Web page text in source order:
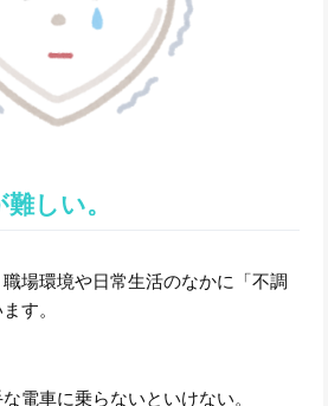
しい。
場環境や日常生活のなかに「不調
す。
電車に乗らないといけない。